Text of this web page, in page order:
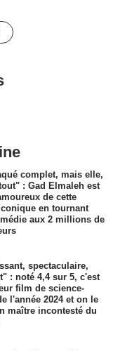
complet, mais elle,
: Gad Elmaleh est
de cette
en tournant
aux 2 millions de
spectaculaire,
: noté 4,4 sur 5, c'est
film de science-
l'année 2024 et on le
maître incontesté du